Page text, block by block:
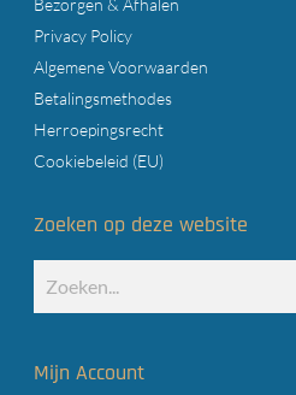
Bezorgen & Afhalen
Privacy Policy
Algemene Voorwaarden
Betalingsmethodes
Herroepingsrecht
Cookiebeleid (EU)
Zoeken op deze website
Mijn Account